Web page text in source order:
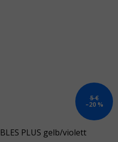
5 €
–20 %
PLUS gelb/violett